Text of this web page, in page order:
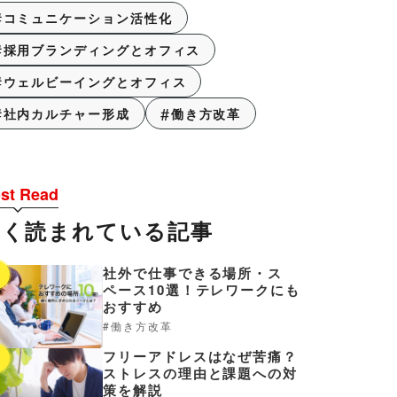
コミュニケーション活性化
採用ブランディングとオフィス
ウェルビーイングとオフィス
社内カルチャー形成
働き方改革
Read
読まれている記事
社外で仕事できる場所・ス
ペース10選！テレワークにも
おすすめ
働き方改革
フリーアドレスはなぜ苦痛？
ストレスの理由と課題への対
策を解説